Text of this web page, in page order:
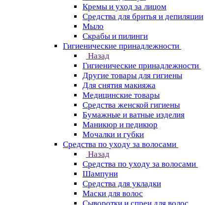
Кремы и уход за лицом
Средства для бритья и депиляции
Мыло
Скрабы и пилинги
Гигиенические принадлежности
Назад
Гигиенические принадлежности
Другие товары для гигиены
Для снятия макияжа
Медицинские товары
Средства женской гигиены
Бумажные и ватные изделия
Маникюр и педикюр
Мочалки и губки
Средства по уходу за волосами
Назад
Средства по уходу за волосами
Шампуни
Средства для укладки
Маски для волос